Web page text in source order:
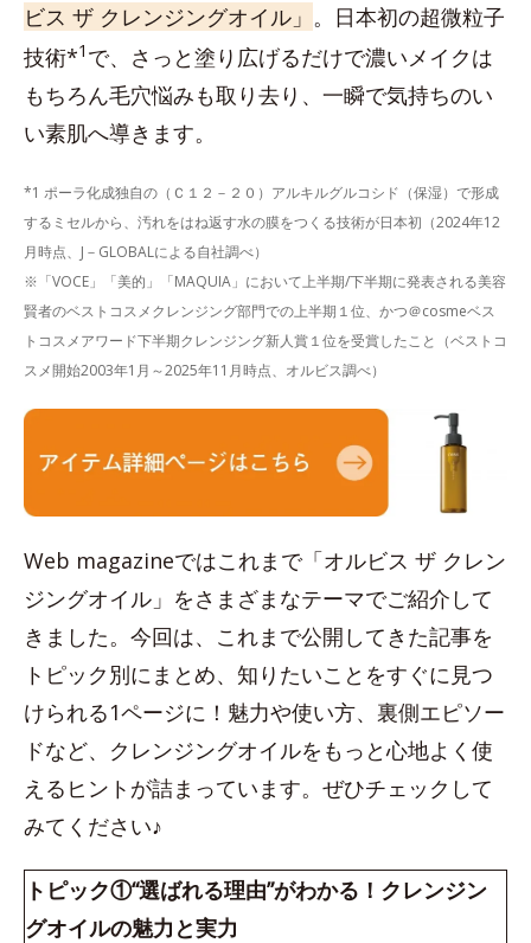
ビス ザ クレンジングオイル」 。日本初の超微粒子
技術*1 で、さっと塗り広げるだけで濃いメイクは
もちろん毛穴悩みも取り去り、一瞬で気持ちのい
い素肌へ導きます。
*1 ポーラ化成独自の（Ｃ１２－２０）アルキルグルコシド（保湿）で形成
するミセルから、汚れをはね返す水の膜をつくる技術が日本初（2024年12
月時点、J－GLOBALによる自社調べ）
※「VOCE」「美的」「MAQUIA」において上半期/下半期に発表される美容
賢者のベストコスメクレンジング部門での上半期１位、かつ＠cosmeベス
トコスメアワード下半期クレンジング新人賞１位を受賞したこと（ベストコ
スメ開始2003年1月～2025年11月時点、オルビス調べ）
Web magazineではこれまで「オルビス ザ クレン
ジングオイル」をさまざまなテーマでご紹介して
きました。今回は、これまで公開してきた記事を
トピック別にまとめ、知りたいことをすぐに見つ
けられる1ページに！魅力や使い方、裏側エピソー
ドなど、クレンジングオイルをもっと心地よく使
えるヒントが詰まっています。ぜひチェックして
みてください♪
トピック①“選ばれる理由”がわかる！クレンジン
グオイルの魅力と実力